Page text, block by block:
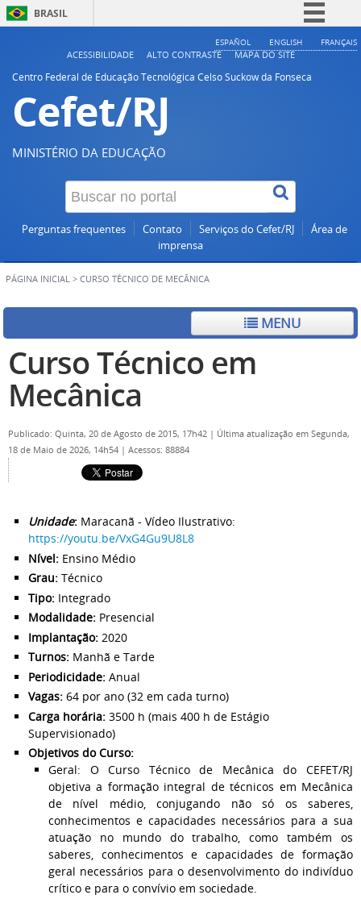
BRASIL
Simplifique!
ESPAÑOL ENGLISH FRANÇAIS
ACESSIBILIDADE ALTO CONTRASTE
MAPA DO SITE
Centro Federal de Educação Tecnológica Celso Suckow da Fonseca
Cefet/RJ
MINISTÉRIO DA EDUCAÇÃO
Perguntas frequentes Contato Serviços do Cefet/RJ
Área de
imprensa
PÁGINA INICIAL > CURSO TÉCNICO DE MECÂNICA
MENU
Curso Técnico em
Mecânica
Publicado: Quinta, 20 de Agosto de 2015, 17h42 | Última atualização em Segunda,
18 de Maio de 2026, 14h54 | Acessos: 88884
Unidade: Maracanã - Vídeo Ilustrativo:
https://youtu.be/VxG4Gu9U8L8
Nível: Ensino Médio
Grau: Técnico
Tipo: Integrado
Modalidade: Presencial
Implantação: 2020
Turnos: Manhã e Tarde
Periodicidade: Anual
Vagas: 64 por ano (32 em cada turno)
Carga horária: 3500 h (mais 400 h de Estágio
Supervisionado)
Objetivos do Curso:
Geral: O Curso Técnico de Mecânica do CEFET/RJ
objetiva a formação integral de técnicos em Mecânica
de nível médio, conjugando não só os saberes,
conhecimentos e capacidades necessários para a sua
atuação no mundo do trabalho, como também os
saberes, conhecimentos e capacidades de formação
geral necessários para o desenvolvimento do indivíduo
crítico e para o convívio em sociedade.